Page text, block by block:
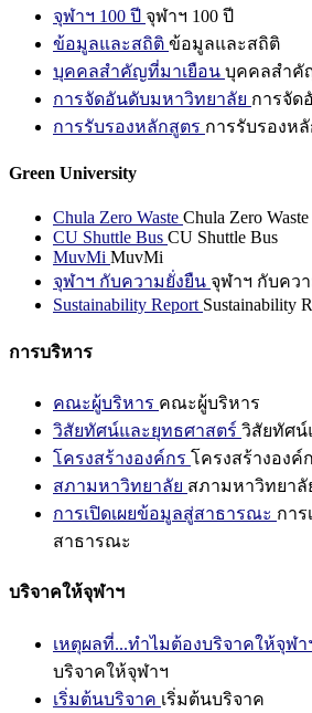
จุฬาฯ 100 ปี จุฬาฯ 100 ปี
ข้อมูลและสถิติ ข้อมูลและสถิติ
บุคคลสำคัญที่มาเยือน บุคคลสำคั
การจัดอันดับมหาวิทยาลัย การจัด
การรับรองหลักสูตร การรับรองห
Green University
Chula Zero Waste Chula Zero Waste
CU Shuttle Bus CU Shuttle Bus
MuvMi MuvMi
จุฬาฯ กับความยั่งยืน จุฬาฯ กับคว
Sustainability Report Sustainability
การบริหาร
คณะผู้บริหาร คณะผู้บริหาร
วิสัยทัศน์และยุทธศาสตร์ วิสัยทัศน์
โครงสร้างองค์กร โครงสร้างองค์
สภามหาวิทยาลัย สภามหาวิทยาลั
การเปิดเผยข้อมูลสู่สาธารณะ การ
สาธารณะ
บริจาคให้จุฬาฯ
เหตุผลที่...ทำไมต้องบริจาคให้จุฬา
บริจาคให้จุฬาฯ
เริ่มต้นบริจาค เริ่มต้นบริจาค